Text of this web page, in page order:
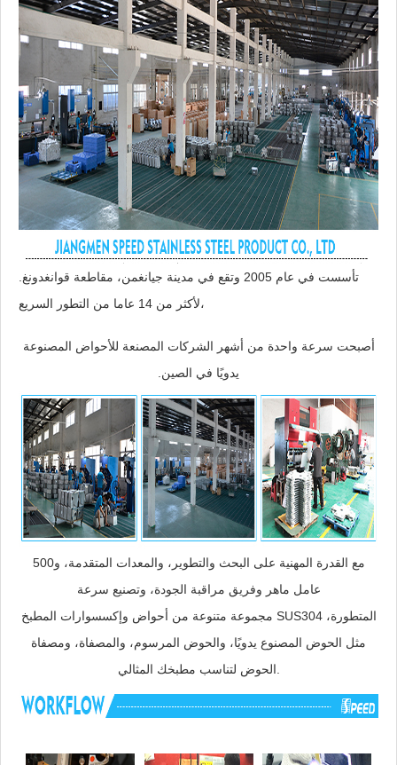
تأسست في عام 2005 وتقع في مدينة جيانغمن، مقاطعة قوانغدونغ.
لأكثر من 14 عاما من التطور السريع،
أصبحت سرعة واحدة من أشهر الشركات المصنعة للأحواض المصنوعة
يدويًا في الصين.
مع القدرة المهنية على البحث والتطوير، والمعدات المتقدمة، و500
عامل ماهر وفريق مراقبة الجودة، وتصنيع سرعة
مجموعة متنوعة من أحواض وإكسسوارات المطبخ SUS304 المتطورة،
مثل الحوض المصنوع يدويًا، والحوض المرسوم، والمصفاة، ومصفاة